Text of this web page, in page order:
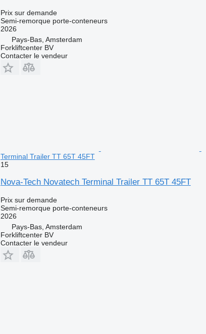
Prix sur demande
Semi-remorque porte-conteneurs
2026
Pays-Bas, Amsterdam
Forkliftcenter BV
Contacter le vendeur
Terminal Trailer TT 65T 45FT
15
Nova-Tech Novatech Terminal Trailer TT 65T 45FT
Prix sur demande
Semi-remorque porte-conteneurs
2026
Pays-Bas, Amsterdam
Forkliftcenter BV
Contacter le vendeur